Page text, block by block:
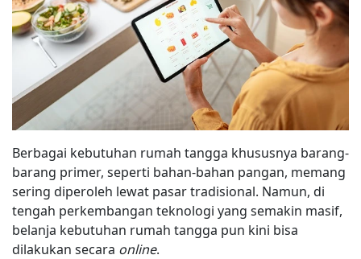
Berbagai kebutuhan rumah tangga khususnya barang-
barang primer, seperti bahan-bahan pangan, memang
sering diperoleh lewat pasar tradisional. Namun, di
tengah perkembangan teknologi yang semakin masif,
belanja kebutuhan rumah tangga pun kini bisa
dilakukan secara online.